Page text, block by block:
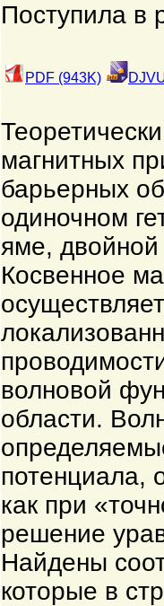
Поступила в
PDF (943K)
магнитных
барьерных
одиночном
яме, двойной
Косвенное
волновой
области.
потенциала,
как при
решение
Найдены
которые в